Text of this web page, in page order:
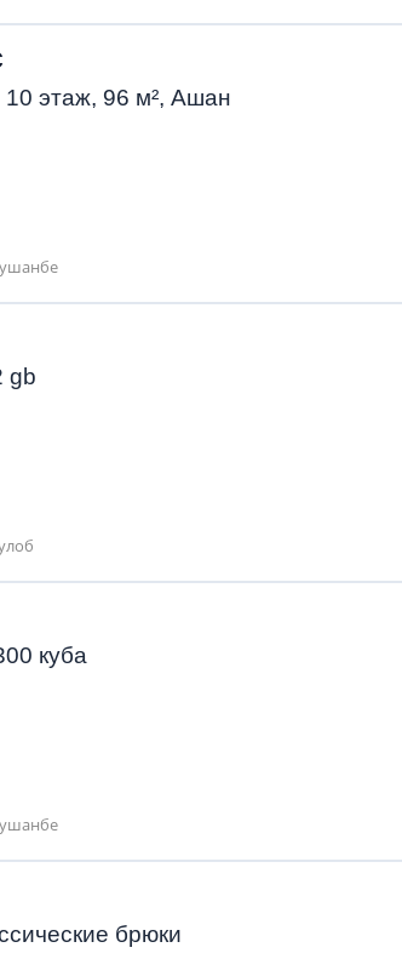
10 этаж, 96 м², Ашан
gb
куба
брюки